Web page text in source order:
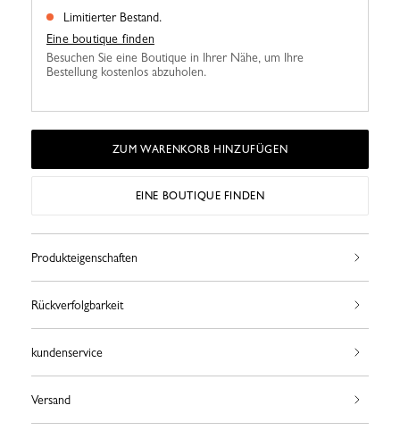
Limitierter Bestand.
Eine boutique finden
Besuchen Sie eine Boutique in Ihrer Nähe, um Ihre
Bestellung kostenlos abzuholen.
ZUM WARENKORB HINZUFÜGEN
EINE BOUTIQUE FINDEN
Produkteigenschaften
Rückverfolgbarkeit
kundenservice
Versand